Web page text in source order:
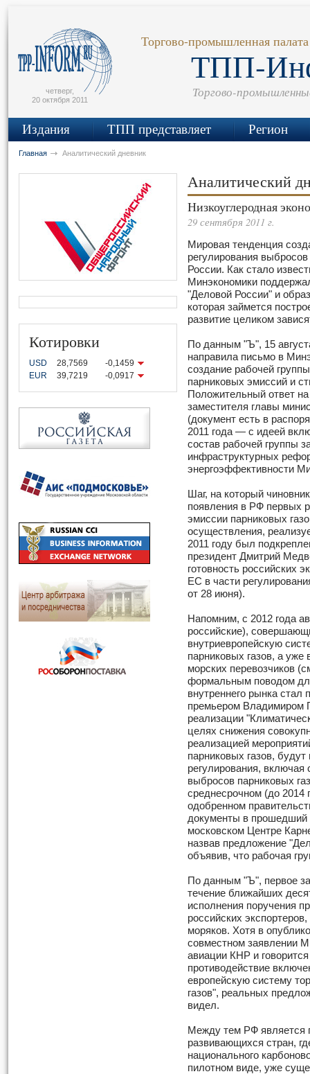
четверг,
20 октября 2011
Торгово-промышленная
ТПП-
Торгово-
Издания ТПП представляет Регион
Главная Аналитический дневник
Котировки
USD 28,7569
-0,1459
EUR
39,7219 -0,0917
Аналитический
Низкоуглеродная
29 сентября 2011 г.
Мировая тенденция
регулирования
России. Как стало
Минэкономики
"Деловой России" и
которая займется
развитие целиком
По данным "Ъ", 15
направила письмо в
создание рабочей
парниковых эмиссий и
Положительный ответ
заместителя главы
(документ есть в
2011 года — с идеей
состав рабочей группы
инфраструктурных
энергоэффективности
Шаг, на который
появления в РФ первых
эмиссии парниковых
осуществления,
2011 году был
президент Дмитрий
готовность российских
ЕС в части
от 28 июня).
Напомним, с 2012 года
российские),
внутриевропейскую
парниковых газов, а уже
морских перевозчиков
формальным поводом
внутреннего рынка стал
премьером Владимиром
реализации
целях снижения
реализацией
парниковых газов,
регулирования, включая
выбросов парниковых
среднесрочном (до 2014
одобренном
документы в прошедший
московском Центре
назвав предложение
объявив, что рабочая
По данным "Ъ", первое
течение ближайших
исполнения поручения
российских
моряков. Хотя в
совместном заявлении
авиации КНР и
противодействие
европейскую систему
газов", реальных
видел.
Между тем РФ является
развивающихся стран,
национального
пилотном виде, уже